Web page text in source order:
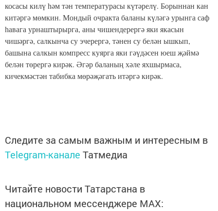
косасы килү һәм тән температурасы күтәрелү. Борыннан кан
китәргә мөмкин. Мондый очракта баланы күләгә урынга саф
һавага урнаштырырга, аны чишендерергә яки якасын
чишәргә, салкынча су эчерергә, тәнен су белән ышкып,
башына салкын компресс куярга яки гәүдәсен юеш җәймә
белән төрергә кирәк. Әгәр баланың хәле яхшырмаса,
кичекмәстән табибка мөрәҗәгать итәргә кирәк.
Следите за самым важным и интересным в
Telegram-канале Татмедиа
Читайте новости Татарстана в
национальном мессенджере MАХ: